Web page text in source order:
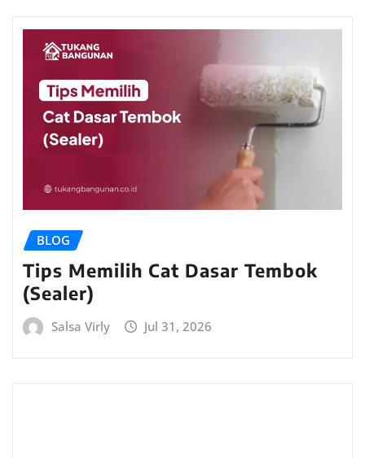
BLOG
Tips Memilih Cat Dasar Tembok
(Sealer)
Salsa Virly Jul 31, 2026